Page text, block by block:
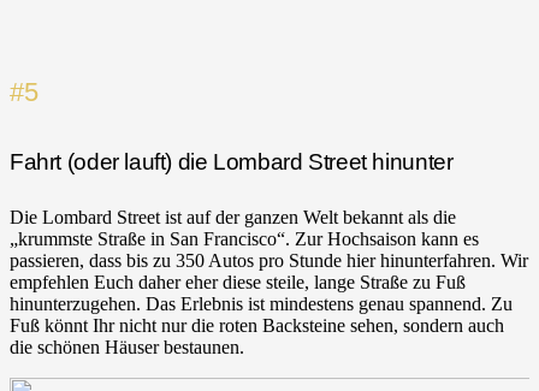
#5
Fahrt (oder lauft) die Lombard Street hinunter
Die Lombard Street ist auf der ganzen Welt bekannt als die
„krummste Straße in San Francisco“. Zur Hochsaison kann es
passieren, dass bis zu 350 Autos pro Stunde hier hinunterfahren. Wir
empfehlen Euch daher eher diese steile, lange Straße zu Fuß
hinunterzugehen. Das Erlebnis ist mindestens genau spannend. Zu
Fuß könnt Ihr nicht nur die roten Backsteine sehen, sondern auch
die schönen Häuser bestaunen.